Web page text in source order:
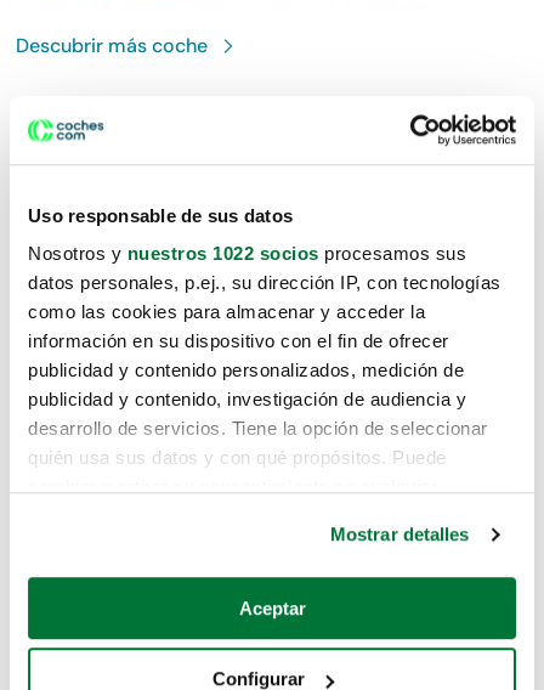
Uso responsable de sus datos
Nosotros y nuestros 1022 socios procesamos sus
datos personales, p.ej., su dirección IP, con tecnologías
como las cookies para almacenar y acceder la
información en su dispositivo con el fin de ofrecer
publicidad y contenido personalizados, medición de
publicidad y contenido, investigación de audiencia y
desarrollo de servicios. Tiene la opción de seleccionar
quién usa sus datos y con qué propósitos. Puede
Si lo permite, también quisiéramos:
Recopilar información sobre su ubicación geográfica
Mostrar detalles
Aceptar
Configurar
Descubrir máscoche